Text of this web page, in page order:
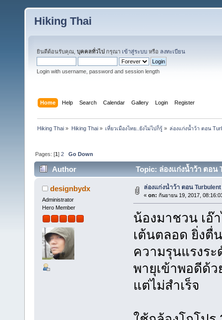
Hiking Thai
ยินดีต้อนรับคุณ, บุคคลทั่วไป กรุณา เข้าสู่ระบบ หรือ ลงทะเบียน
Login with username, password and session length
Home Help Search Calendar Gallery Login Register
Hiking Thai » Hiking Thai» เที่ยวเมืองไทย..ยังไม่ไปก็รู้» ล่องแก่งน้ำว้า ตอน
Pages: [1]2 Go Down
Author Topic: ล่องแก่งน้ำว้า ตอน
designbydx
Administrator
Hero Member
ล่องแก่งน้ำว้า ตอน
« on: กันยายน 19, 2017,
น้องมาชวน เอ๊
เต้นตลอด ยิ่งตื่
ความรุนแรงร
พายุเข้าพอดีด้ว
แต่ไม่สำเร็จ